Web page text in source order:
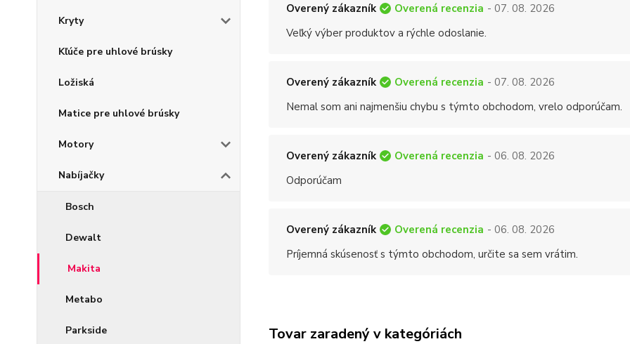
Kryty
Kľúče pre uhlové brúsky
Ložiská
Matice pre uhlové brúsky
Motory
Nabíjačky
Bosch
Dewalt
Makita
Metabo
Parkside
Overený zákazník Overená recenzia - 07. 08. 2026
Veľký výber produktov a rýchle odoslanie.
Overený zákazník Overená recenzia - 07. 08. 2026
Nemal som ani najmenšiu chybu s týmto obchodom, vrelo odporúčam.
Overený zákazník Overená recenzia - 06. 08. 2026
Odporúčam
Overený zákazník Overená recenzia - 06. 08. 2026
Príjemná skúsenosť s týmto obchodom, určite sa sem vrátim.
Tovar zaradený v kategóriách